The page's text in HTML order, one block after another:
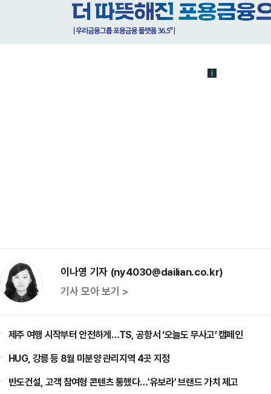
이나영 기자 (ny4030@dailian.co.kr)
기사 모아 보기 >
제주 여행 시작부터 안전하게…TS, 공항서 ‘오늘도 무사고’ 캠페인
HUG, 강릉 등 8월 미분양 관리지역 4곳 지정
반도건설, 고객 참여형 콘텐츠 통했다…'유보라' 브랜드 가치 제고